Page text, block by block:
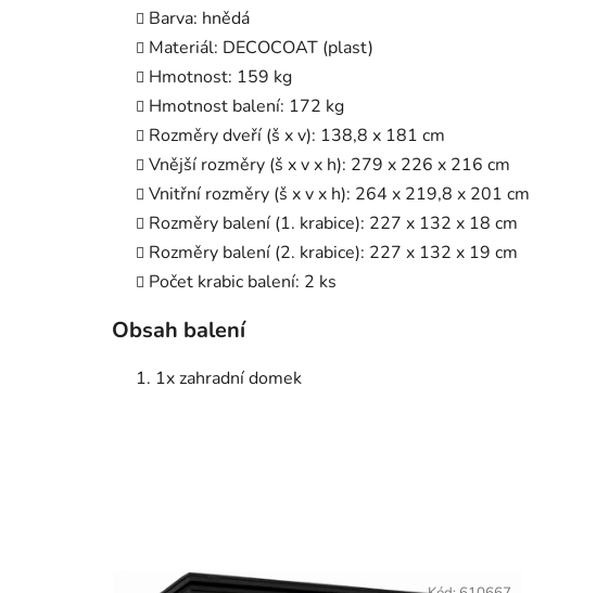
Barva: hnědá
Materiál: DECOCOAT (plast)
Hmotnost: 159 kg
Hmotnost balení: 172 kg
Rozměry dveří (š x v): 138,8 x 181 cm
Vnější rozměry (š x v x h): 279 x 226 x 216 cm
Vnitřní rozměry (š x v x h): 264 x 219,8 x 201 cm
Rozměry balení (1. krabice): 227 x 132 x 18 cm
Rozměry balení (2. krabice): 227 x 132 x 19 cm
Počet krabic balení: 2 ks
Obsah balení
1x zahradní domek